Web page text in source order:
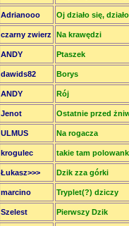
Adrianooo Oj działo się,
czarny zwierz Na krawędzi
ANDY Ptaszek
dawids82 Borys
ANDY Rój
Jenot Ostatnie przed
ULMUS Na rogacza
krogulec takie tam
Łukasz>>> Dzik zza górki
marcino Tryplet(?) dziczy
Szelest Pierwszy Dzik